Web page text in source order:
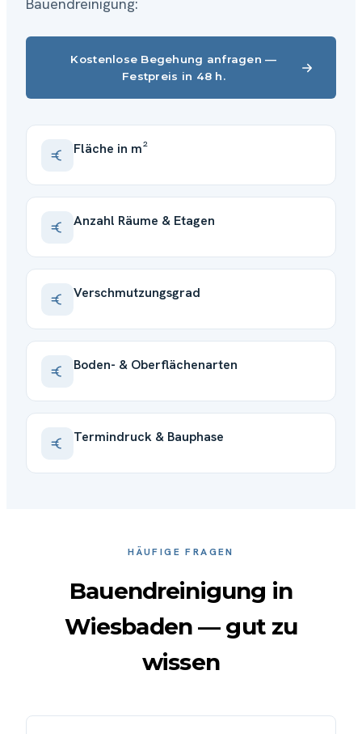
Kostenlose Begehung anfragen —
Festpreis in 48 h.
Fläche in m²
Anzahl Räume & Etagen
Verschmutzungsgrad
Boden- & Oberflächenarten
Termindruck & Bauphase
HÄUFIGE FRAGEN
Bauendreinigung in
Wiesbaden — gut zu
wissen